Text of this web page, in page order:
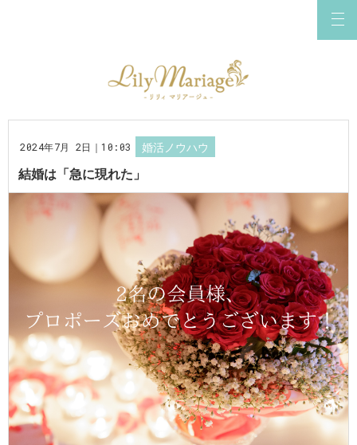
2024年7月 2日｜10:03 婚活ノウハウ
結婚は「急に現れた」